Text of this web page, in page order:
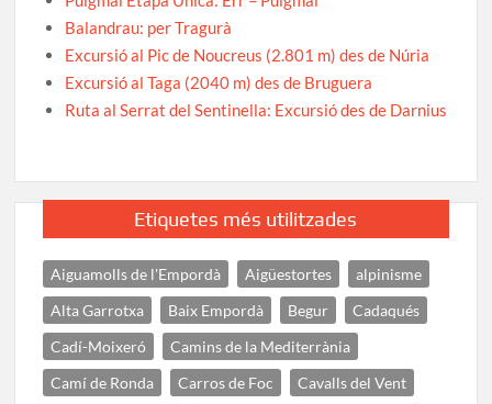
Balandrau: per Tragurà
Excursió al Pic de Noucreus (2.801 m) des de Núria
Excursió al Taga (2040 m) des de Bruguera
Ruta al Serrat del Sentinella: Excursió des de Darnius
Etiquetes més utilitzades
Aiguamolls de l'Empordà Aigüestortes
alpinisme
Alta Garrotxa
Baix Empordà Begur
Cadaqués
Cadí-Moixeró
Camins de la Mediterrània
Camí de Ronda
Carros de Foc
Cavalls del Vent